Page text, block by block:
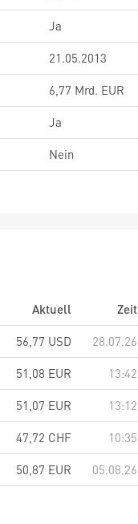
Ja
21.05.2013
6,77 Mrd. EUR
Ja
Nein
Aktuell Zeit
56,77 USD 28.07.26
51,08 EUR 13:42
51,07 EUR 13:12
47,72 CHF 10:35
50,87 EUR 05.08.26